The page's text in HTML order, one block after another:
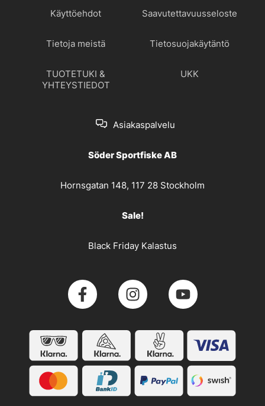
Käyttöehdot Saavutettavuusseloste
Tietoja meistä Tietosuojakäytäntö
TUOTETUKI &
YHTEYSTIEDOT
UKK
Asiakaspalvelu
Söder Sportfiske AB
Hornsgatan 148, 117 28 Stockholm
Sale!
Black Friday Kalastus